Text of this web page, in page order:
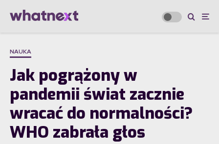
NAUKA
Jak pogrążony w
pandemii świat zacznie
wracać do normalności?
WHO zabrała głos